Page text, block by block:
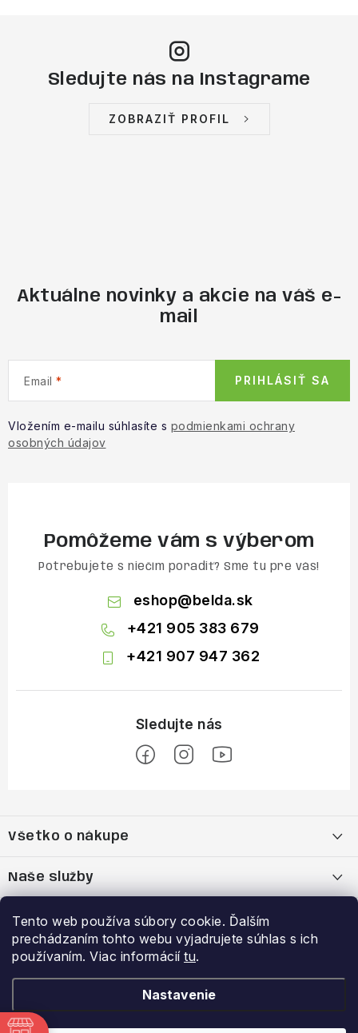
Tento web používa súbory cookie. Ďalším
prechádzaním tohto webu vyjadrujete súhlas s ich
používaním. Viac informácií tu.
Nastavenie
Sledujte nás na Instagrame
ZOBRAZIŤ PROFIL
Aktuálne novinky a akcie na váš e-
mail
Email
Vložením e-mailu súhlasíte s podmienkami ochrany
osobných údajov
PRIHLÁSIŤ SA
Pomôžeme vám s výberom
Potrebujete s niečím poradiť? Sme tu pre vás!
eshop@belda.sk
+421 905 383 679
+421 907 947 362
p
ä
t
Všetko o nákupe
OBCHODNÉ PODMIENKY
Zásady spracovania a ochrany osobných údajov
Reklamačný poriadok
Naše služby
Bootfitting - Tvarovanie Lyžiarok v Nitre
Dynamická analýza chodidla
Požičovňa lyží
Výhody a zľavy
Garancia najnižšej ceny
Prihlásenie